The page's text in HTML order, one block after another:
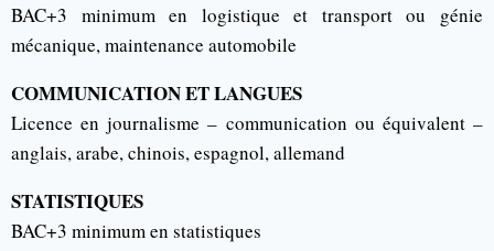
BAC+3 minimum en logistique et transport ou génie
mécanique, maintenance automobile
COMMUNICATION ET LANGUES
Licence en journalisme – communication ou équivalent –
anglais, arabe, chinois, espagnol, allemand
STATISTIQUES
BAC+3 minimum en statistiques